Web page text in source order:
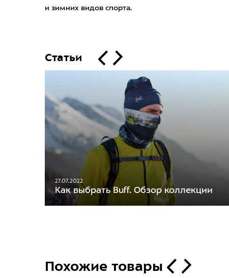
и зимних видов спорта.
Статьи
27.07.2022
Как выбрать Buff. Обзор коллекции
Похожие товары